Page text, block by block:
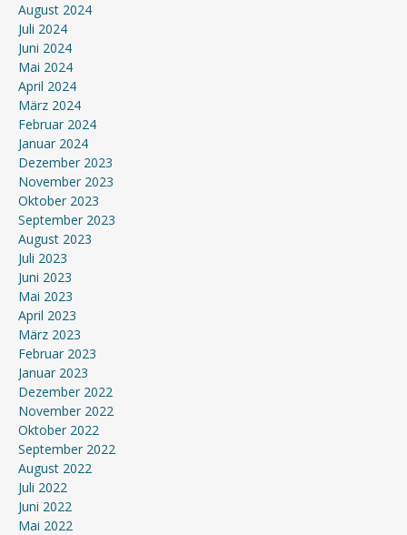
August 2024
Juli 2024
Juni 2024
Mai 2024
April 2024
März 2024
Februar 2024
Januar 2024
Dezember 2023
November 2023
Oktober 2023
September 2023
August 2023
Juli 2023
Juni 2023
Mai 2023
April 2023
März 2023
Februar 2023
Januar 2023
Dezember 2022
November 2022
Oktober 2022
September 2022
August 2022
Juli 2022
Juni 2022
Mai 2022